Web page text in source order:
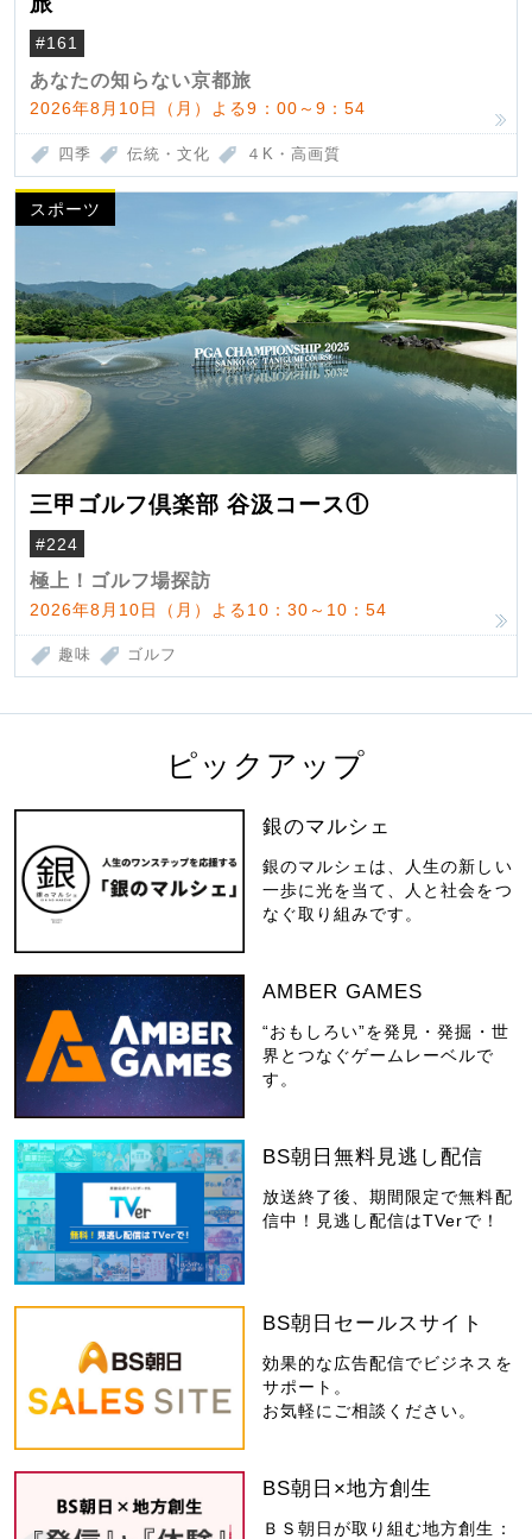
#161
あなたの知らない京都旅
2026年8月10日（月）よる9：00～9：54
四季 伝統・文化 ４K・高画質
スポーツ
三甲ゴルフ倶楽部 谷汲コース①
#224
極上！ゴルフ場探訪
2026年8月10日（月）よる10：30～10：54
趣味 ゴルフ
ピックアップ
銀のマルシェ
銀のマルシェは、人生の新しい
一歩に光を当て、人と社会をつ
なぐ取り組みです。
AMBER GAMES
“おもしろい”を発見・発掘・世
界とつなぐゲームレーベルで
す。
BS朝日無料見逃し配信
放送終了後、期間限定で無料配
信中！見逃し配信はTVerで！
BS朝日セールスサイト
効果的な広告配信でビジネスを
サポート。
お気軽にご相談ください。
BS朝日×地方創生
ＢＳ朝日が取り組む地方創生：